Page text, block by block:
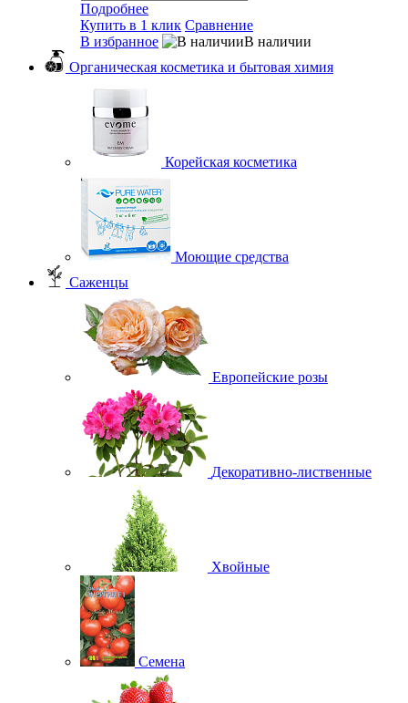
Подробнее
Купить в 1 клик Сравнение
В избранное
В наличии
Органическая косметика и бытовая химия
Корейская косметика
Моющие средства
Саженцы
Европейские розы
Декоративно-лиственные
Хвойные
Семена